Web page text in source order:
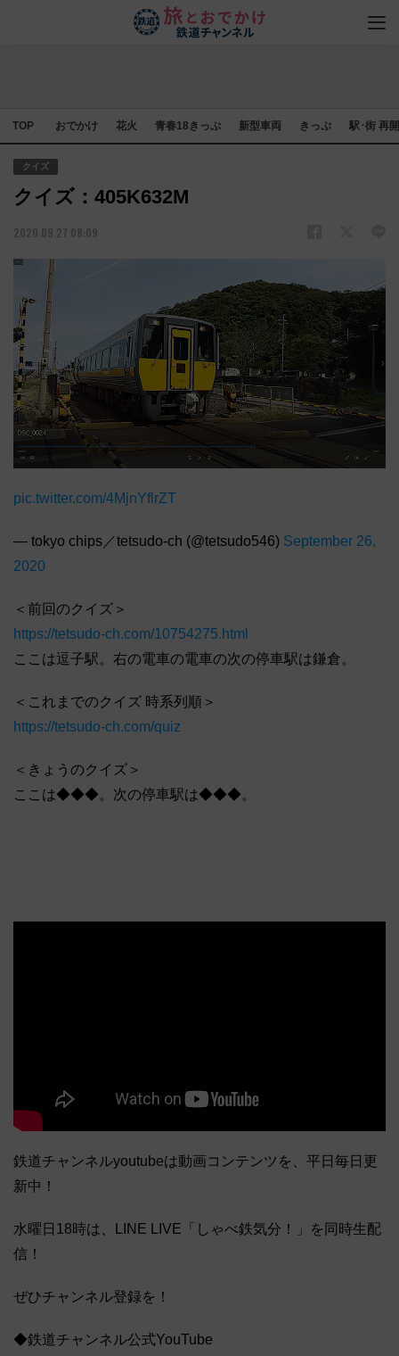
TOP おでかけ 花火 青春18きっぷ 新型車両 きっぷ 駅･街 再
クイズ
クイズ：405K632M
2020.09.27 08:09
pic.twitter.com/4MjnYflrZT
— tokyo chips／tetsudo-ch (@tetsudo546) September 26,
2020
＜前回のクイズ＞
https://tetsudo-ch.com/10754275.html
ここは逗子駅。右の電車の電車の次の停車駅は鎌倉。
＜これまでのクイズ 時系列順＞
https://tetsudo-ch.com/quiz
＜きょうのクイズ＞
ここは◆◆◆。次の停車駅は◆◆◆。
鉄道チャンネルyoutubeは動画コンテンツを、平日毎日更
新中！
水曜日18時は、LINE LIVE「しゃべ鉄気分！」を同時生配
信！
ぜひチャンネル登録を！
◆鉄道チャンネル公式YouTube